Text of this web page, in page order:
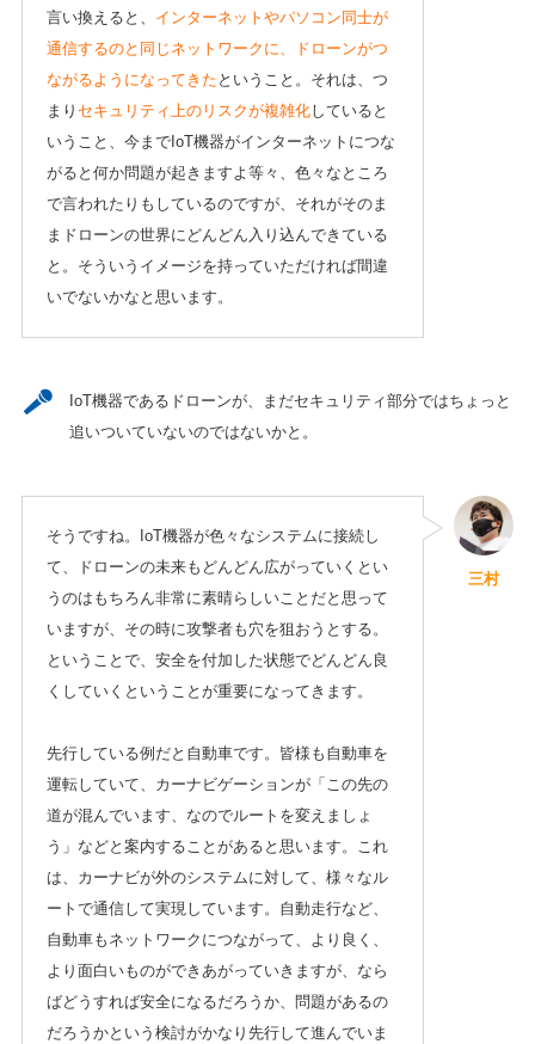
言い換えると、 インターネットやパソコン同士が
通信するのと同じネットワークに、ドローンがつ
ながるようになってきた ということ。それは、つ
まり セキュリティ上のリスクが複雑化していると
いうこと、今までIoT機器がインターネットにつな
がると何か問題が起きますよ等々、色々なところ
で言われたりもしているのですが、それがそのま
まドローンの世界にどんどん入り込んできている
と。そういうイメージを持っていただければ間違
いでないかなと思います。
IoT機器であるドローンが、まだセキュリティ部分ではちょっと
追いついていないのではないかと。
そうですね。IoT機器が色々なシステムに接続し
て、ドローンの未来もどんどん広がっていくとい
うのはもちろん非常に素晴らしいことだと思って
いますが、その時に攻撃者も穴を狙おうとする。
ということで、安全を付加した状態でどんどん良
くしていくということが重要になってきます。
先行している例だと自動車です。皆様も自動車を
運転していて、カーナビゲーションが「この先の
道が混んでいます、なのでルートを変えましょ
う」などと案内することがあると思います。これ
は、カーナビが外のシステムに対して、様々なル
ートで通信して実現しています。自動走行など、
自動車もネットワークにつながって、より良く、
より面白いものができあがっていきますが、なら
ばどうすれば安全になるだろうか、問題があるの
だろうかという検討がかなり先行して進んでいま
三村